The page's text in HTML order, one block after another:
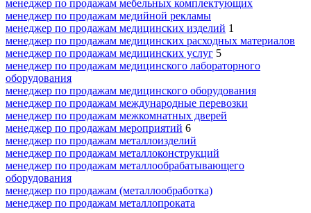
менеджер по продажам мебельных комплектующих
менеджер по продажам медийной рекламы
менеджер по продажам медицинских изделий 1
менеджер по продажам медицинских расходных материалов
менеджер по продажам медицинских услуг 5
менеджер по продажам медицинского лабораторного
оборудования
менеджер по продажам медицинского оборудования
менеджер по продажам международные перевозки
менеджер по продажам межкомнатных дверей
менеджер по продажам мероприятий 6
менеджер по продажам металлоизделий
менеджер по продажам металлоконструкций
менеджер по продажам металлообрабатывающего
оборудования
менеджер по продажам (металлообработка)
менеджер по продажам металлопроката